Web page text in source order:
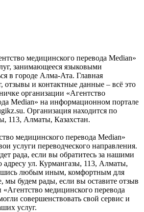
медицинского перевода Median»
занимающееся языковыми
в городе Алма-Ата. Главная
отзывы и контактные данные – всё это
организации «Агентство
Median» на информационном портале
Организация находится по
113, Алматы, Казахстан.
медицинского перевода Median»
услуги переводческого направления.
рада, если вы обратитесь за нашими
адресу ул. Курмангазы, 113, Алматы,
любым иным, комфортным для
мы будем рады, если вы оставите отзыв
«Агентство медицинского перевода
совершенствовать свой сервис и
услуг.